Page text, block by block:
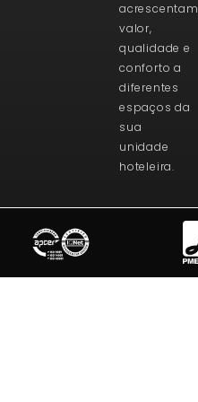
acrescentam
valor,
qualidade e
conforto a
diferentes
espaços da
sua
unidade
hoteleira.